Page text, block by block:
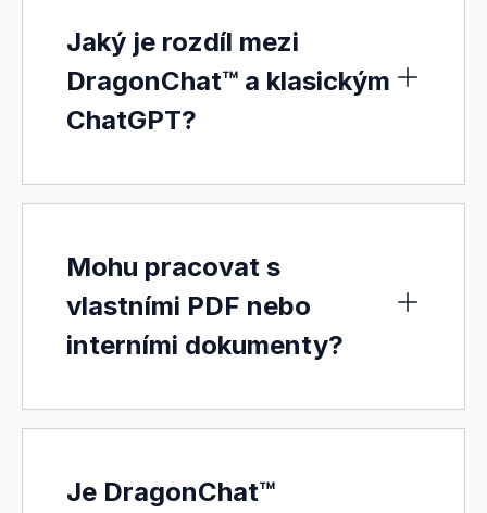
Jaký je rozdíl mezi
DragonChat™ a klasickým
ChatGPT?
Mohu pracovat s
vlastními PDF nebo
interními dokumenty?
Je DragonChat™